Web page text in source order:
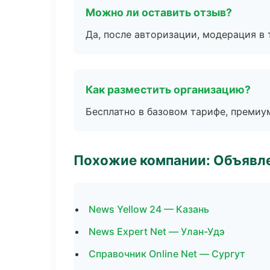
Можно ли оставить отзыв?
Да, после авторизации, модерация в
Как разместить организацию?
Бесплатно в базовом тарифе,
Похожие компании:
News Yellow 24 — Казань
News Expert Net — Улан-Удэ
Справочник Online Net — Сургут